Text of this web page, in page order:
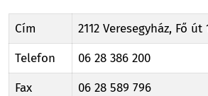
Cím
2112 Veresegyház, Fő út
Telefon
06 28 386 200
Fax
06 28 589 796